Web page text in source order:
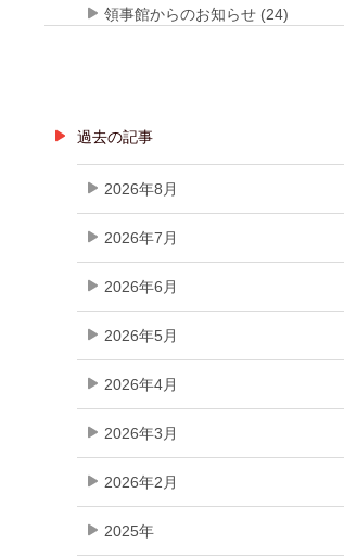
領事館からのお知らせ (24)
過去の記事
2026年8月
2026年7月
2026年6月
2026年5月
2026年4月
2026年3月
2026年2月
2025年